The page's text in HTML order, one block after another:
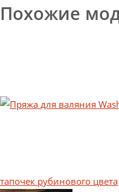
Похожие
тапочек рубинового цвета